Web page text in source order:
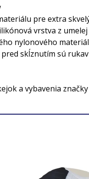
pre extra
vrstva z umelej
nylonového
skĺznutím sú
a vybavenia značky